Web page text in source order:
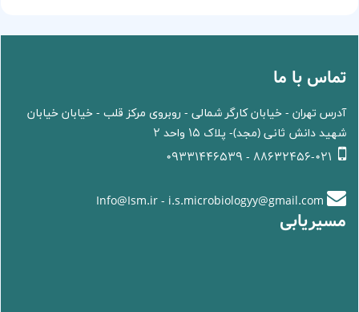
تماس با ما
آدرس تهران - خیابان کارگر شمالی - روبروی مرکز قلب - خیابان خیابان
شهید دانش ثانی (مجد)- پلاک 15 واحد 2
مسیریابی